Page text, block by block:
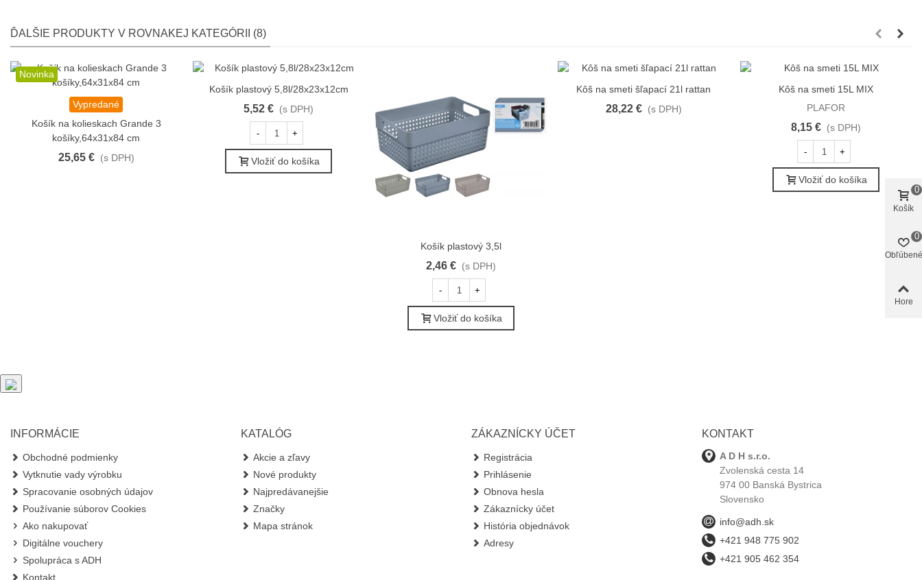
ĎALŠIE PRODUKTY V ROVNAKEJ KATEGÓRII (8)
Novinka
Obľúbené
Vypredané
Košík na kolieskach Grande 3
košíky,64x31x84 cm
25,65 € (s DPH)
Obľúbené
Košík plastový 5,8l/28x23x12cm
5,52 € (s DPH)
- +
Vložiť do košíka
Obľúbené
Košík plastový 3,5l
2,46 € (s DPH)
- +
Vložiť do košíka
Obľúbené
Kôš na smeti šľapací 21l rattan
28,22 € (s DPH)
Obľúbené
Kôš na smeti 15L MIX
PLAFOR
8,15 € (s DPH)
- +
Vložiť do košíka
INFORMÁCIE
Obchodné podmienky
Vytknutie vady výrobku
Spracovanie osobných údajov
Používanie súborov Cookies
Ako nakupovať
Digitálne vouchery
Spolupráca s ADH
Kontakt
KATALÓG
Akcie a zľavy
Nové produkty
Najpredávanejšie
Značky
Mapa stránok
ZÁKAZNÍCKY ÚČET
Registrácia
Prihlásenie
Obnova hesla
Zákaznícky účet
História objednávok
Adresy
KONTAKT
A D H s.r.o.
Zvolenská cesta 14
974 00 Banská Bystrica
Slovensko
info@adh.sk
+421 948 775 902
+421 905 462 354
Košík
0
Obľúbené
0
Hore